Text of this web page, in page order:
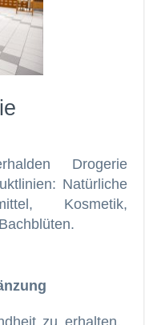
Drogerie
Natürliche
Kosmetik,